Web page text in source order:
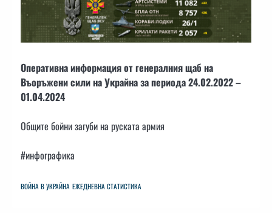
Оперативна информация от генералния щаб на
Въоръжени сили на Украйна за периода 24.02.2022 –
01.04.2024
Общите бойни загуби на руската армия
#инфографика
ВОЙНА В УКРАЙНА ЕЖЕДНЕВНА СТАТИСТИКА